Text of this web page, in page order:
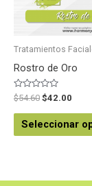
Tratamientos
Rostro de Oro
Valorado
en
0
de
$54.60 $42.00
Seleccionar